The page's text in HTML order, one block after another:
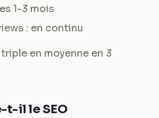
1-3 mois
: en continu
en moyenne en 3
t-il le SEO